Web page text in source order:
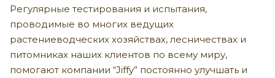
Регулярные тестирования и испытания,
проводимые во многих ведущих
растениеводческих хозяйствах, лесничествах и
питомниках наших клиентов по всему миру,
помогают компании “Jiffy” постоянно улучшать и